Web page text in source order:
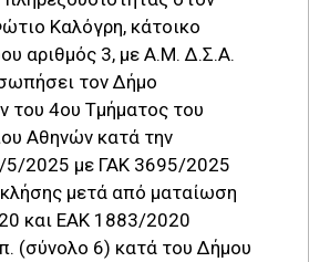
Καλόγρη, κάτοικο
αριθμός 3, με Α.Μ. Δ.Σ.Α.
τον Δήμο
του 4ου Τμήματος του
Αθηνών κατά την
5/2025 με ΓΑΚ 3695/2025
μετά από ματαίωση
και ΕΑΚ 1883/2020
(σύνολο 6) κατά του Δήμου